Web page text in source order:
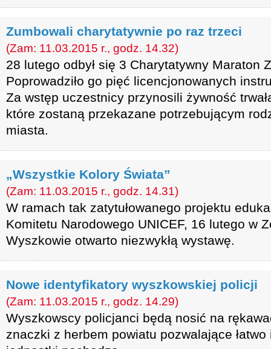
Zumbowali charytatywnie po raz trzeci
(Zam: 11.03.2015 r., godz. 14.32)
28 lutego odbył się 3 Charytatywny Maraton
Poprowadziło go pięć licencjonowanych
Za wstęp uczestnicy przynosili żywność
które zostaną przekazane potrzebującym
miasta.
„Wszystkie Kolory Świata”
(Zam: 11.03.2015 r., godz. 14.31)
W ramach tak zatytułowanego projektu
Komitetu Narodowego UNICEF, 16 lutego w
Wyszkowie otwarto niezwykłą wystawę.
Nowe identyfikatory wyszkowskiej policji
(Zam: 11.03.2015 r., godz. 14.29)
Wyszkowscy policjanci będą nosić na
znaczki z herbem powiatu pozwalające